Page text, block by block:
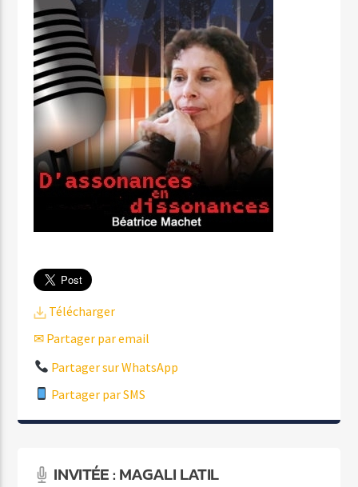
Télécharger
✉ Partager par email
Partager sur WhatsApp
Partager par SMS
INVITÉE : MAGALI LATIL